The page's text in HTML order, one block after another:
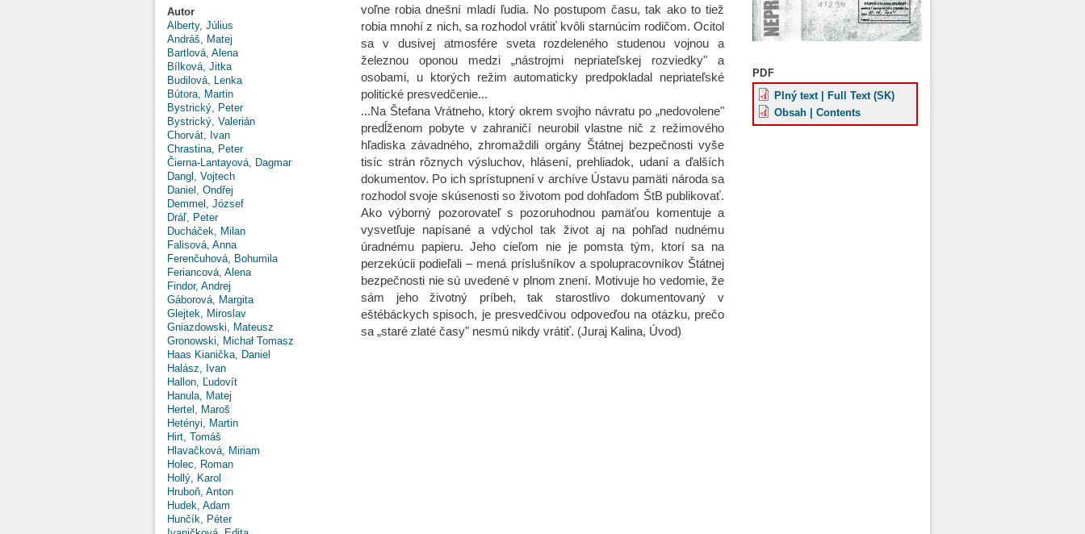
Autor
Alberty, Július
Andráš, Matej
Bartlová, Alena
Bílková, Jitka
Budilová, Lenka
Bútora, Martin
Bystrický, Peter
Bystrický, Valerián
Chorvát, Ivan
Chrastina, Peter
Čierna-Lantayová, Dagmar
Dangl, Vojtech
Daniel, Ondřej
Demmel, József
Dráľ, Peter
Ducháček, Milan
Falisová, Anna
Ferenčuhová, Bohumila
Feriancová, Alena
Findor, Andrej
Gáborová, Margita
Glejtek, Miroslav
Gniazdowski, Mateusz
Gronowski, Michał Tomasz
Haas Kianička, Daniel
Halász, Ivan
Hallon, Ľudovít
Hanula, Matej
Hertel, Maroš
Hetényi, Martin
Hirt, Tomáš
Hlavačková, Miriam
Holec, Roman
Hollý, Karol
Hruboň, Anton
Hudek, Adam
Hunčík, Péter
voľne robia dnešní mladí ľudia. No postupom času, tak ako to tiež
robia mnohí z nich, sa rozhodol vrátiť kvôli starnúcim rodičom. Ocitol
sa v dusivej atmosfére sveta rozdeleného studenou vojnou a
železnou oponou medzi „nástrojmi nepriateľskej rozviedky" a
osobami, u ktorých režim automaticky predpokladal nepriateľské
politické presvedčenie...
...Na Štefana Vrátneho, ktorý okrem svojho návratu po „nedovolene"
predĺženom pobyte v zahraničí neurobil vlastne nič z režimového
hľadiska závadného, zhromaždili orgány Štátnej bezpečnosti vyše
tisíc strán rôznych výsluchov, hlásení, prehliadok, udaní a ďalších
dokumentov. Po ich sprístupnení v archíve Ústavu pamäti národa sa
rozhodol svoje skúsenosti so životom pod dohľadom ŠtB publikovať.
Ako výborný pozorovateľ s pozoruhodnou pamäťou komentuje a
vysvetľuje napísané a vdýchol tak život aj na pohľad nudnému
úradnému papieru. Jeho cieľom nie je pomsta tým, ktorí sa na
perzekúcii podieľali – mená príslušníkov a spolupracovníkov Štátnej
bezpečnosti nie sú uvedené v plnom znení. Motivuje ho vedomie, že
sám jeho životný príbeh, tak starostlivo dokumentovaný v
eštébáckych spisoch, je presvedčivou odpoveďou na otázku, prečo
sa „staré zlaté časy" nesmú nikdy vrátiť. (Juraj Kalina, Úvod)
PDF
Plný text | Full Text (SK)
Obsah | Contents